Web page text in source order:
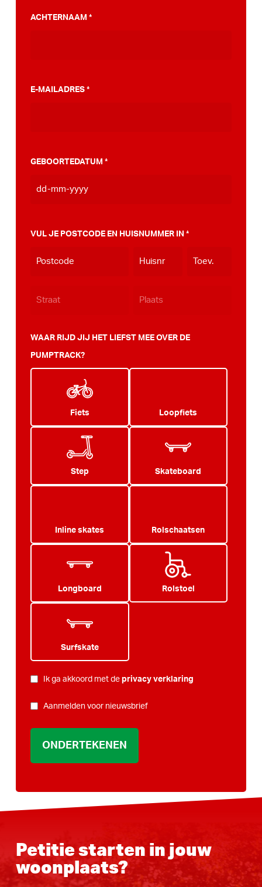
ACHTERNAAM *
E-MAILADRES *
GEBOORTEDATUM *
MM
JJJJ
VUL JE POSTCODE EN HUISNUMMER IN *
WAAR RIJD JIJ HET LIEFST MEE OVER DE
PUMPTRACK?
Fiets Loopfiets
Step Skateboard
Inline skates Rolschaatsen
Longboard Rolstoel
Surfskate
PRIVACYIk ga akkoord met de privacy verklaring
NIEUWSBRIEF
Aanmelden voor nieuwsbrief
Petitie starten in jouw
woonplaats?